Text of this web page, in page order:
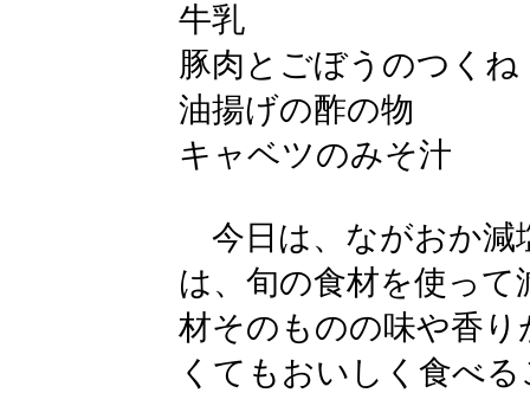
牛乳
豚肉とごぼうのつくね
油揚げの酢の物
キャベツのみそ汁
今日は、ながおか減
は、旬の食材を使っ
材そのものの味や香
くてもおいしく食べ